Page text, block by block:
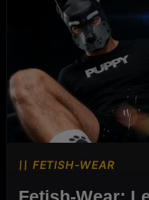
FETISH-WEAR
FETISH-WEAR